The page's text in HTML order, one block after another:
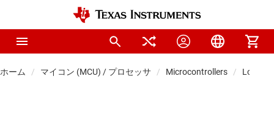
ホーム マイコン (MCU) / プロセッサ Microcontrollers Low-